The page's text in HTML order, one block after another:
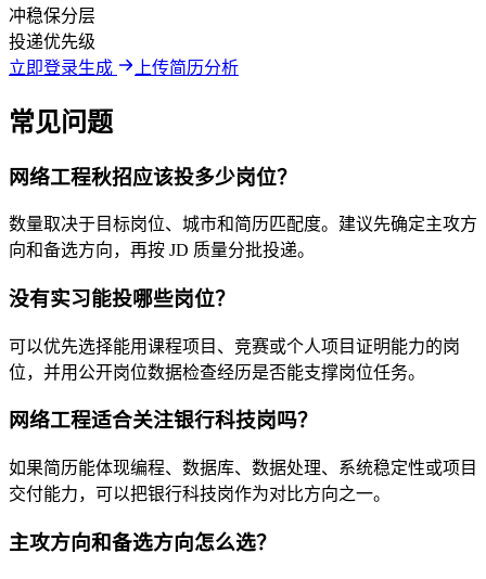
冲稳保分层
投递优先级
立即登录生成
上传简历分析
常见问题
网络工程秋招应该投多少岗位？
数量取决于目标岗位、城市和简历匹配度。建议先确定主攻方
向和备选方向，再按 JD 质量分批投递。
没有实习能投哪些岗位？
可以优先选择能用课程项目、竞赛或个人项目证明能力的岗
位，并用公开岗位数据检查经历是否能支撑岗位任务。
网络工程适合关注银行科技岗吗？
如果简历能体现编程、数据库、数据处理、系统稳定性或项目
交付能力，可以把银行科技岗作为对比方向之一。
主攻方向和备选方向怎么选？